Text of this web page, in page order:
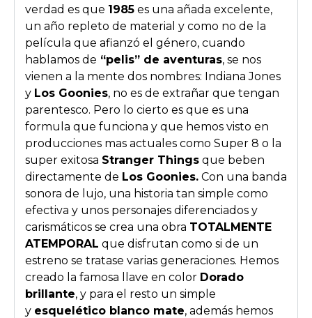
verdad es que 1985 es una añada excelente,
un año repleto de material y como no de la
película que afianzó el género, cuando
hablamos de “pelis” de aventuras, se nos
vienen a la mente dos nombres: Indiana Jones
y Los Goonies, no es de extrañar que tengan
parentesco. Pero lo cierto es que es una
formula que funciona y que hemos visto en
producciones mas actuales como Super 8 o la
super exitosa Stranger Things que beben
directamente de Los Goonies. Con una banda
sonora de lujo, una historia tan simple como
efectiva y unos personajes diferenciados y
carismáticos se crea una obra TOTALMENTE
ATEMPORAL que disfrutan como si de un
estreno se tratase varias generaciones. Hemos
creado la famosa llave en color Dorado
brillante, y para el resto un simple
y esquelético blanco mate, además hemos